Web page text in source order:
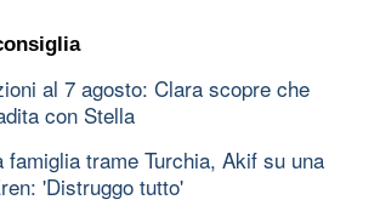
al 7 agosto: Clara scopre che
con Stella
famiglia trame Turchia, Akif su una
'Distruggo tutto'